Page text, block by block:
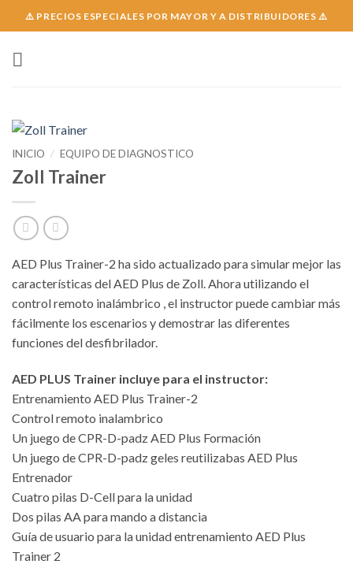
to
⚠️ PRECIOS ESPECIALES POR MAYOR Y A DISTRIBUIDORES ⚠️
INICIO / EQUIPO DE DIAGNOSTICO
Zoll Trainer
AED Plus Trainer-2 ha sido actualizado para simular mejor las
características del AED Plus de Zoll. Ahora utilizando el
control remoto inalámbrico , el instructor puede cambiar más
fácilmente los escenarios y demostrar las diferentes
funciones del desfibrilador.
AED PLUS Trainer incluye para el instructor:
Entrenamiento AED Plus Trainer-2
Control remoto inalambrico
Un juego de CPR-D-padz AED Plus Formación
Un juego de CPR-D-padz geles reutilizabas AED Plus
Entrenador
Cuatro pilas D-Cell para la unidad
Dos pilas AA para mando a distancia
Guía de usuario para la unidad entrenamiento AED Plus
Trainer 2